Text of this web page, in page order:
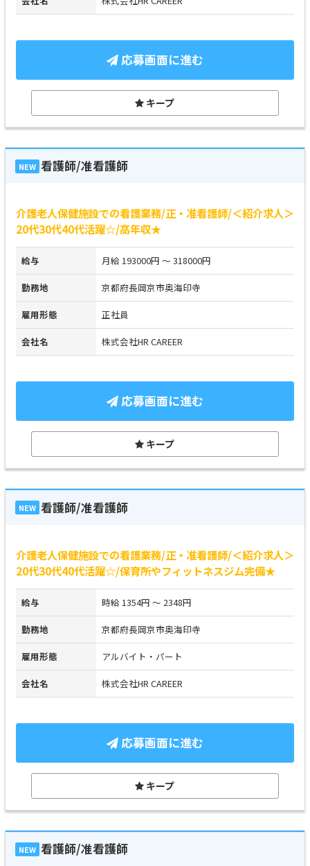
応募画面に進む
キープ
NEW 看護師/准看護師
介護老人保健施設での看護業務/正・准看護師/＜紹介求人＞
20代30代40代活躍☆/高年収★
給与 月給 193000円 ～ 318000円
勤務地 京都府長岡京市奥海印寺
雇用形態 正社員
会社名 株式会社HR CAREER
応募画面に進む
キープ
NEW 看護師/准看護師
介護老人保健施設での看護業務/正・准看護師/＜紹介求人＞
20代30代40代活躍☆/保育所やフィットネスジム完備★
給与 時給 1354円 ～ 2348円
勤務地 京都府長岡京市奥海印寺
雇用形態 アルバイト・パート
会社名 株式会社HR CAREER
応募画面に進む
キープ
NEW 看護師/准看護師